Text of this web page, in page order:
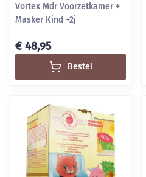
Vortex Mdr Voorzetkamer +
Masker Kind +2j
€ 48,95
Bestel